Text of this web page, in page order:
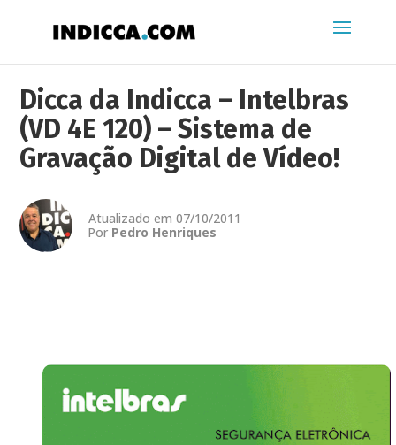
Dicca da Indicca – Intelbras
(VD 4E 120) – Sistema de
Gravação Digital de Vídeo!
Atualizado em 07/10/2011
Por Pedro Henriques